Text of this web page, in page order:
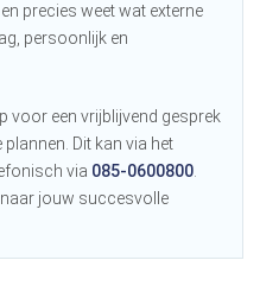
precies weet wat externe
persoonlijk en
voor een vrijblijvend gesprek
Dit kan via het
via 085-0600800.
naar jouw succesvolle